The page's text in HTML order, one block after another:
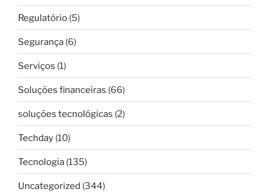
Regulatório (5)
Segurança (6)
Serviços (1)
Soluções financeiras (66)
soluções tecnológicas (2)
Techday (10)
Tecnologia (135)
Uncategorized (344)